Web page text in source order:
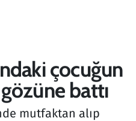
çocuğun
gözüne battı
mutfaktan alıp